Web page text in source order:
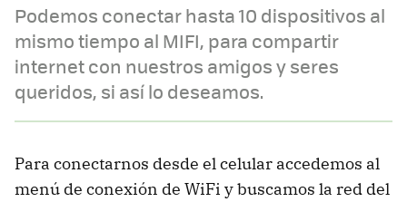
Podemos conectar hasta 10 dispositivos al
mismo tiempo al MIFI, para compartir
internet con nuestros amigos y seres
queridos, si así lo deseamos.
Para conectarnos desde el celular accedemos al
menú de conexión de WiFi y buscamos la red del